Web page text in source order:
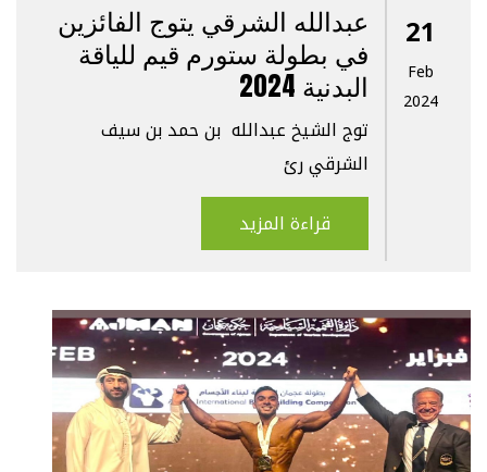
عبدالله الشرقي يتوج الفائزين
في بطولة ستورم قيم للياقة
البدنية 2024
توج الشيخ عبدالله بن حمد بن سيف
الشرقي رئ
قراءة المزيد
21
Feb
2024